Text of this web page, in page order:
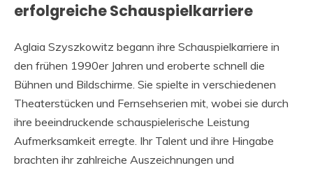
erfolgreiche Schauspielkarriere
Aglaia Szyszkowitz begann ihre Schauspielkarriere in
den frühen 1990er Jahren und eroberte schnell die
Bühnen und Bildschirme. Sie spielte in verschiedenen
Theaterstücken und Fernsehserien mit, wobei sie durch
ihre beeindruckende schauspielerische Leistung
Aufmerksamkeit erregte. Ihr Talent und ihre Hingabe
brachten ihr zahlreiche Auszeichnungen und